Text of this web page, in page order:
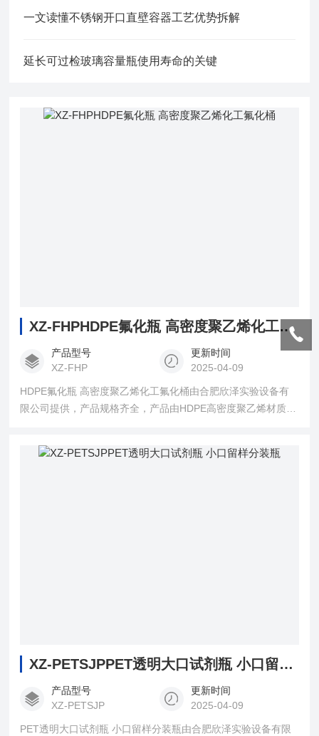
一文读懂不锈钢开口直壁容器工艺优势拆解
延长可过检玻璃容量瓶使用寿命的关键
XZ-FHPHDPE氟化瓶 高密度聚乙烯化工氟化桶
产品型号
XZ-FHP
更新时间
2025-04-09
HDPE氟化瓶 高密度聚乙烯化工氟化桶由合肥欣泽实验设备有
限公司提供，产品规格齐全，产品由HDPE高密度聚乙烯材质制
XZ-PETSJPPET透明大口试剂瓶 小口留样分装瓶
产品型号
XZ-PETSJP
更新时间
2025-04-09
PET透明大口试剂瓶 小口留样分装瓶由合肥欣泽实验设备有限